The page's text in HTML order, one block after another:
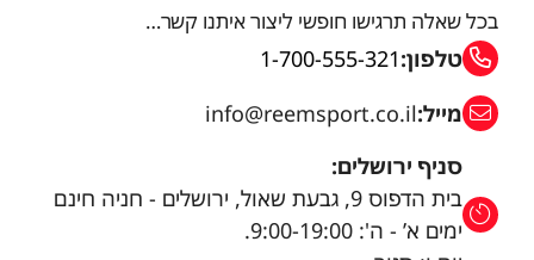
בכל שאלה תרגישו חופשי ליצור איתנו קשר…
טלפון:1-700-555-321
מייל:info@reemsport.co.il
סניף ירושלים:
בית הדפוס 9, גבעת שאול, ירושלים - חניה חינם
ימים א’ - ה': 9:00-19:00.